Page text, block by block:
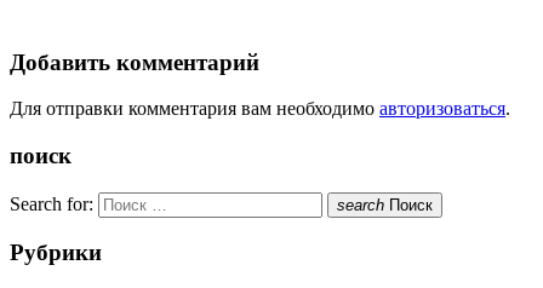
Добавить комментарий
Для отправки комментария вам необходимо авторизоваться.
поиск
Search for: search Поиск
Рубрики